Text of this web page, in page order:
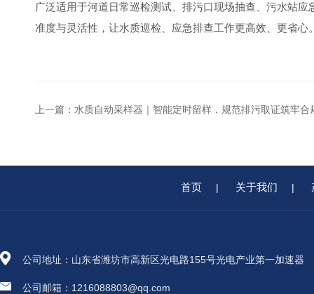
广泛适用于河道日常巡检测试、排污口现场抽查、污水站
准度与灵活性，让水质巡检、应急排查工作更高效、更省心
上一篇： 水质自动采样器｜智能定时留样，规范排污取证筑牢合
首页 | 关于我们 |
公司地址：山东省潍坊市高新区光电路155号光电产业第一加速器
公司邮箱：1216088803@qq.com